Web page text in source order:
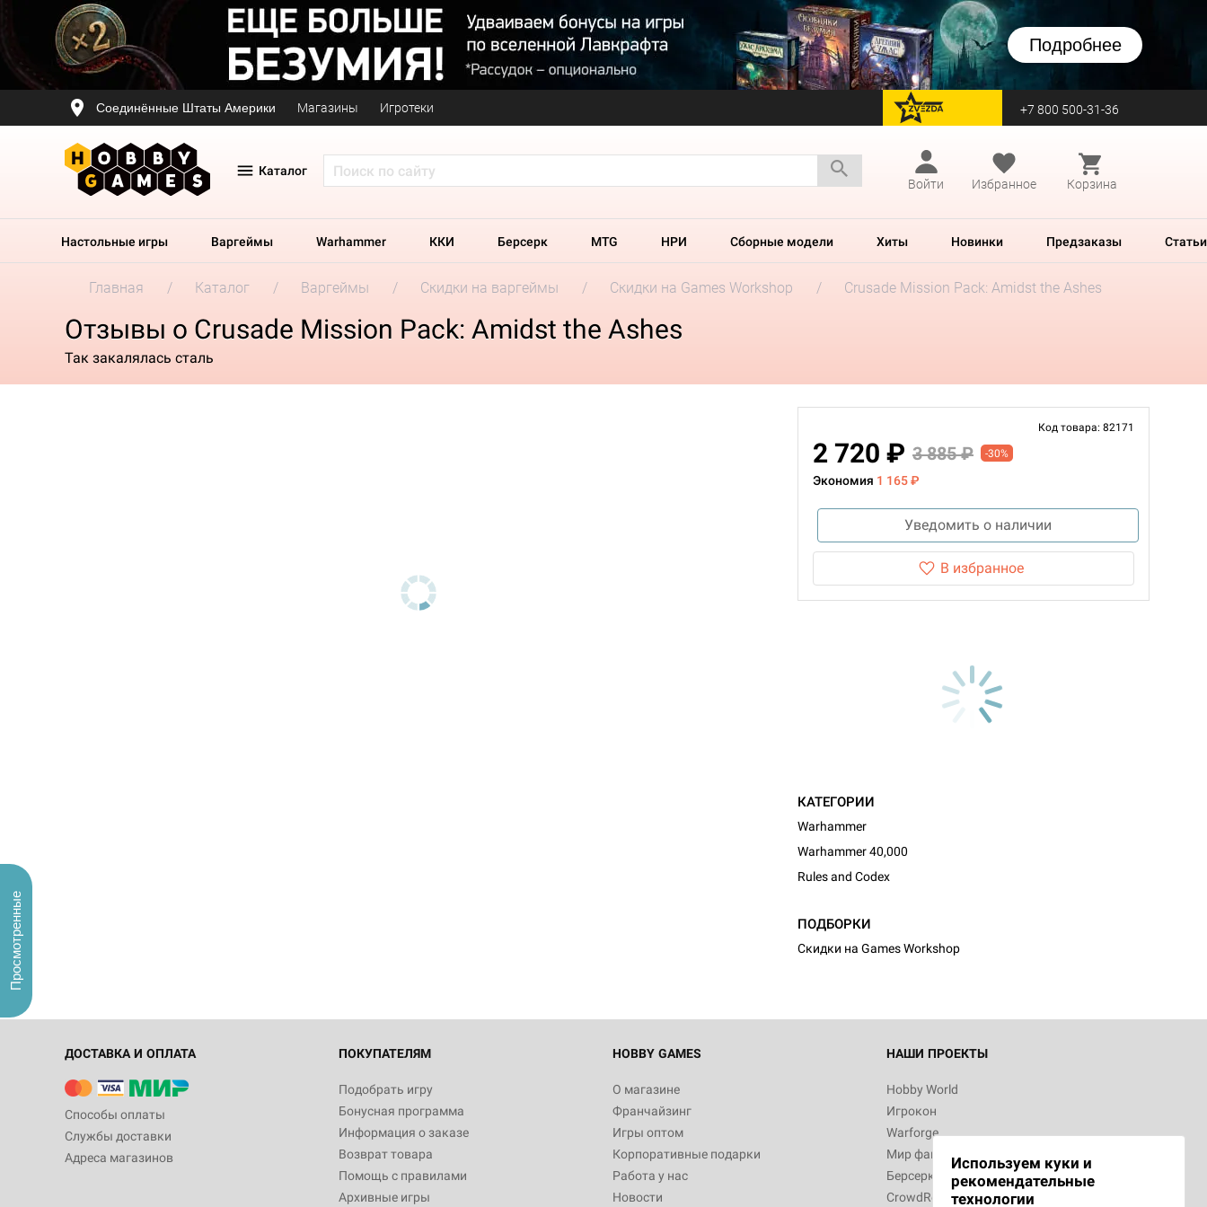
Подробнее
Соединённые Штаты Америки Магазины Игротеки перейти на Zvezda +7 800 500-31-36
Каталог
Войти
Избранное Корзина
Настольные игры Варгеймы Warhammer ККИ Берсерк MTG НРИ Сборные модели Хиты Новинки Предзаказы Статьи
Главная Каталог Варгеймы Скидки на варгеймы Скидки на Games Workshop Crusade Mission Pack: Amidst the Ashes
Отзывы о Crusade Mission Pack: Amidst the Ashes
Так закалялась сталь
Код товара: 82171
2 720 ₽ 3 885 ₽ -30%
Экономия 1 165 ₽
Уведомить о наличии
В избранное
КАТЕГОРИИ
Warhammer
Warhammer 40,000
Rules and Codex
ПОДБОРКИ
Скидки на Games Workshop
ДОСТАВКА И ОПЛАТА
Способы оплаты
Службы доставки
Адреса магазинов
ПОКУПАТЕЛЯМ
Подобрать игру
Бонусная программа
Информация о заказе
Возврат товара
Помощь с правилами
Архивные игры
HOBBY GAMES
О магазине
Франчайзинг
Игры оптом
Корпоративные подарки
Работа у нас
Новости
НАШИ ПРОЕКТЫ
Hobby World
Игрокон
Warforge
Мир фантастики
Берсерк
CrowdRepublic
Используем куки и
рекомендательные
технологии
Просмотренные
Белая смерть
12 990
Настольная игра Hobby World Берсерк.
3 490